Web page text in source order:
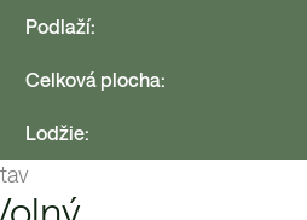
Podlaží:
Celková plocha:
Lodžie: